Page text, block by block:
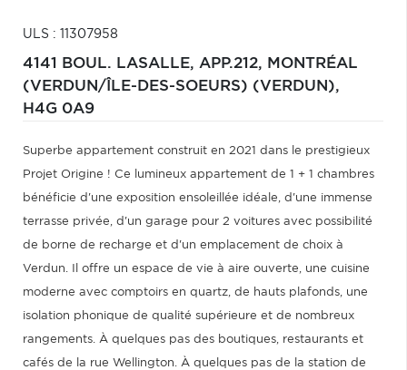
ULS : 11307958
4141 BOUL. LASALLE, APP.212, MONTRÉAL
(VERDUN/ÎLE-DES-SOEURS) (VERDUN),
H4G 0A9
Superbe appartement construit en 2021 dans le prestigieux
Projet Origine ! Ce lumineux appartement de 1 + 1 chambres
bénéficie d'une exposition ensoleillée idéale, d'une immense
terrasse privée, d'un garage pour 2 voitures avec possibilité
de borne de recharge et d'un emplacement de choix à
Verdun. Il offre un espace de vie à aire ouverte, une cuisine
moderne avec comptoirs en quartz, de hauts plafonds, une
isolation phonique de qualité supérieure et de nombreux
rangements. À quelques pas des boutiques, restaurants et
cafés de la rue Wellington. À quelques pas de la station de